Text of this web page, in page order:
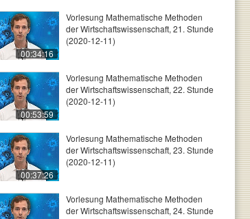
00:34:16
Vorlesung Mathematische Methoden
der Wirtschaftswissenschaft, 21. Stunde
(2020-12-11)
00:53:59
Vorlesung Mathematische Methoden
der Wirtschaftswissenschaft, 22. Stunde
(2020-12-11)
00:37:26
Vorlesung Mathematische Methoden
der Wirtschaftswissenschaft, 23. Stunde
(2020-12-11)
Vorlesung Mathematische Methoden
der Wirtschaftswissenschaft, 24. Stunde